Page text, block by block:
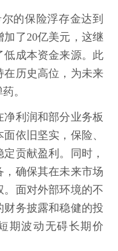
的保险浮存金达到
加了20亿美元，这继
低成本资金来源。此
在历史高位，为未来
。
净利润和部分业务板
依旧坚实，保险、
贡献盈利。同时，
确保其在未来市场
面对外部环境的不
务披露和稳健的投
期波动无碍长期价